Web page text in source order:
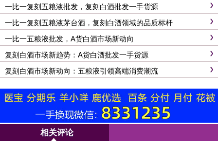
一比一复刻五粮液批发，复刻白酒批发一手货源
一比一复刻五粮液茅台酒，复刻白酒领域的品质标杆
一比一五粮液批发，A货白酒市场新动向
复刻白酒市场新趋势：A货白酒批发一手货源
复刻白酒市场新动向：五粮液引领高端消费潮流
相关评论